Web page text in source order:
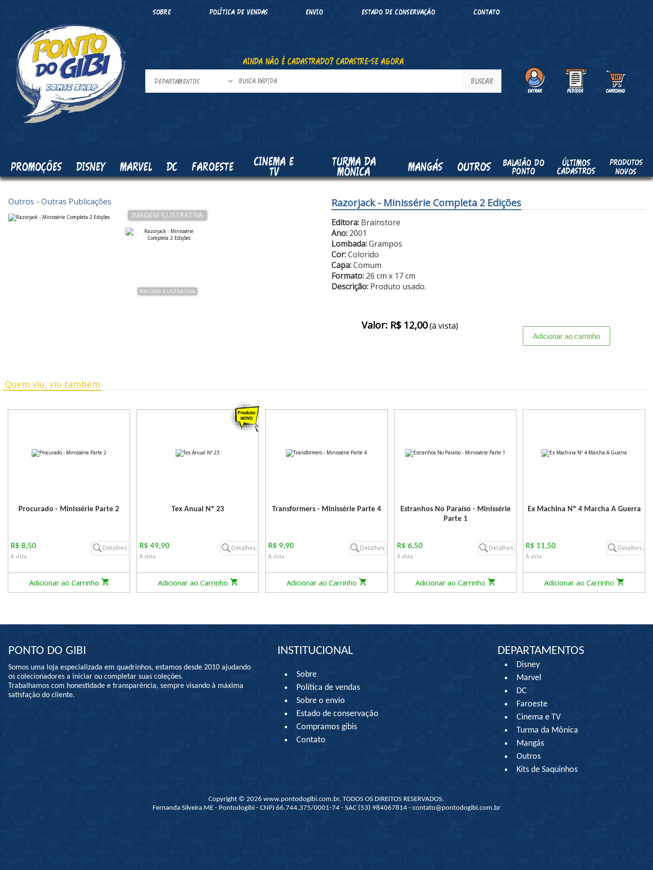
SOBRE POLÍTICA DE VENDAS ENVIO ESTADO DE CONSERVAÇÃO CONTATO
AINDA NÃO É CADASTRADO? CADASTRE-SE AGORA
PROMOÇÕES DISNEY MARVEL DC FAROESTE CINEMA E
TV
TURMA DA
MÔNICA MANGÁS OUTROS BALAIÃO DO
PONTO
ÚLTIMOS
CADASTROS
PRODUTOS
NOVOS
Outros >Outras Publicações Razorjack - Minissérie Completa 2 Edições
Editora:Brainstore
Ano:2001
Lombada:Grampos
Cor:Colorido
Capa:Comum
Formato:26 cm x 17 cm
Descrição: Produto usado.
Valor: R$ 12,00(à vista)
Quem viu, viu também
Procurado - Minissérie Parte 2
R$ 8,50
À vista
Detalhes
Adicionar ao Carrinho
Tex Anual Nº 23
R$ 49,90
À vista
Detalhes
Adicionar ao Carrinho
Transformers - Minissérie Parte 4
R$ 9,90
À vista
Detalhes
Adicionar ao Carrinho
Estranhos No Paraíso - Minissérie
Parte 1
R$ 6,50
À vista
Detalhes
Adicionar ao Carrinho
Ex Machina Nº 4 Marcha A Guerra
R$ 11,50
À vista
Detalhes
Adicionar ao Carrinho
PONTO DO GIBI
Somos uma loja especializada em quadrinhos, estamos desde 2010 ajudando
os colecionadores a iniciar ou completar suas coleções.
Trabalhamos com honestidade e transparência, sempre visando à máxima
satisfação do cliente.
INSTITUCIONAL
Sobre
Política de vendas
Sobre o envio
Estado de conservação
Compramos gibis
Contato
DEPARTAMENTOS
Disney
Marvel
DC
Faroeste
Cinema e TV
Turma da Mônica
Mangás
Outros
Kits de Saquinhos
Copyright © 2026 www.pontodogibi.com.br, TODOS OS DIREITOS RESERVADOS.
Fernanda Silveira ME - Pontodogibi - CNPJ 66.744.375/0001-74 - SAC (53) 984067814 - contato@pontodogibi.com.br